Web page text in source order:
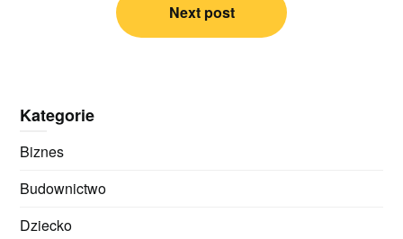
Next post
Kategorie
Biznes
Budownictwo
Dziecko